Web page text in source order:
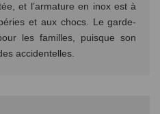
et l’armature en inox est à
et aux chocs. Le garde-
les familles, puisque son
accidentelles.